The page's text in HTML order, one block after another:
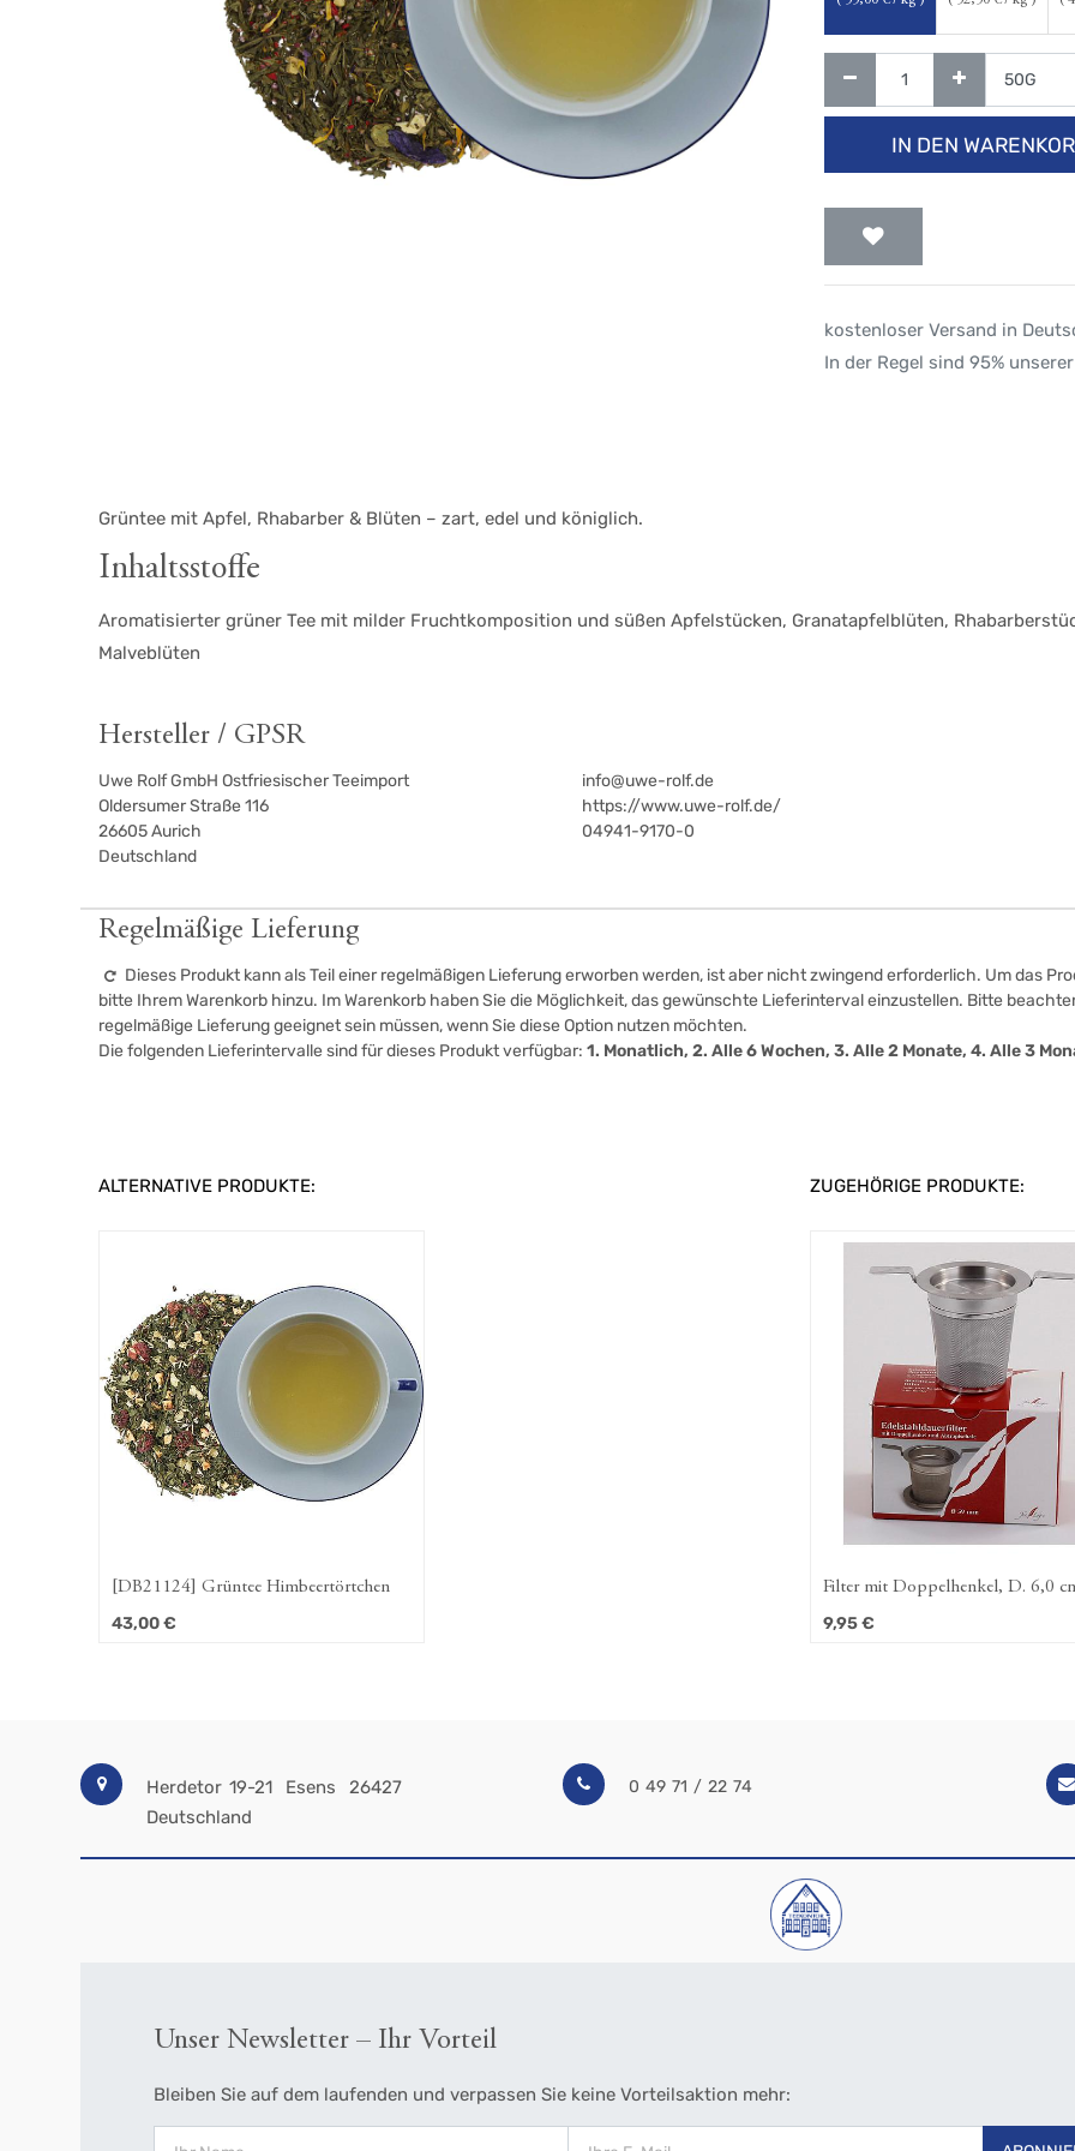
IN DEN
kostenloser Versand in
In der Regel sind 95%
Grüntee mit Apfel, Rhabarber & Blüten – zart, edel und königlich.
Inhaltsstoffe
Aromatisierter grüner Tee mit milder Fruchtkomposition und süßen Apfelstücken, Granatapfelblüten,
Malveblüten
Hersteller / GPSR
Uwe Rolf GmbH Ostfriesischer Teeimport
Oldersumer Straße 116
26605Aurich
Deutschland
info@uwe-rolf.de
https://www.uwe-rolf.de/
04941-9170-0
Regelmäßige Lieferung
Dieses Produkt kann als Teil einer regelmäßigen Lieferung erworben werden, ist aber nicht zwingend erforderlich. Um das
bitte Ihrem Warenkorb hinzu. Im Warenkorb haben Sie die Möglichkeit, das gewünschte Lieferinterval einzustellen. Bitte
regelmäßige Lieferung geeignet sein müssen, wenn Sie diese Option nutzen möchten.
Die folgenden Lieferintervalle sind für dieses Produkt verfügbar:1. Monatlich, 2. Alle 6 Wochen, 3. Alle 2 Monate, 4. Alle 3
ALTERNATIVE PRODUKTE:
[DB21124] Grüntee Himbeertörtchen
43,00€
ZUGEHÖRIGE PRODUKTE:
Filter mit Doppelhenkel, D. 6,0 cm
Herdetor 19-21 Esens
26427
Deutschland
0 49 71 / 22 74
Unser Newsletter – Ihr Vorteil
Bleiben Sie auf dem laufenden und verpassen Sie keine Vorteilsaktion mehr: